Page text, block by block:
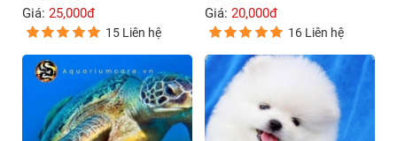
Giá: 25,000đ
15 Liên hệ
Giá: 20,000đ
16 Liên hệ